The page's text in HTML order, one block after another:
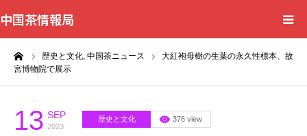
中国茶情報局
歴史と文化, 中国茶ニュース
大紅袍母樹の生葉の永久性標本、故
宮博物院で展示
13 SEP
2023
歴史と文化 376 view
Home